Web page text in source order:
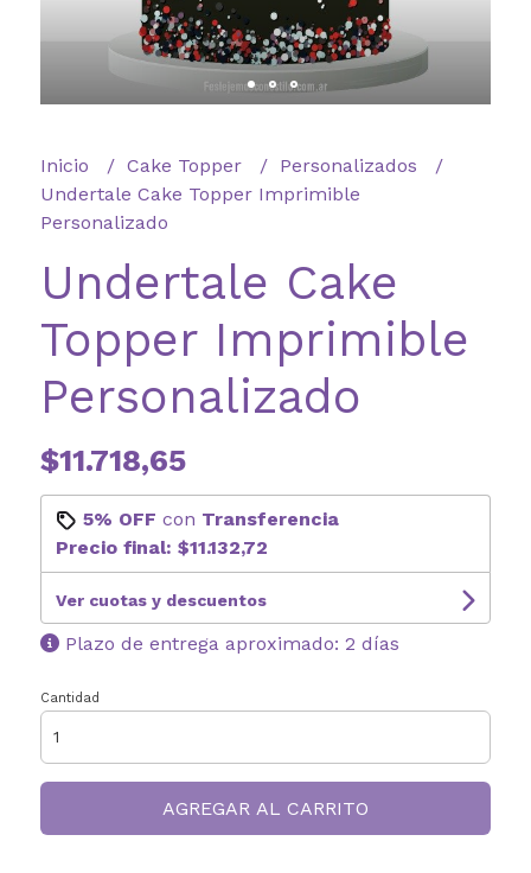
Inicio Cake Topper
Personalizados
Undertale Cake Topper Imprimible
Personalizado
Undertale Cake
Topper Imprimible
Personalizado
$11.718,65
5% OFF con Transferencia
Precio final: $11.132,72
Ver cuotas y descuentos
Plazo de entrega aproximado: 2 días
Cantidad
AGREGAR AL CARRITO